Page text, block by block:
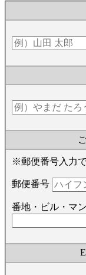
※郵便番号入力
郵便番号
番地・ビル・マ